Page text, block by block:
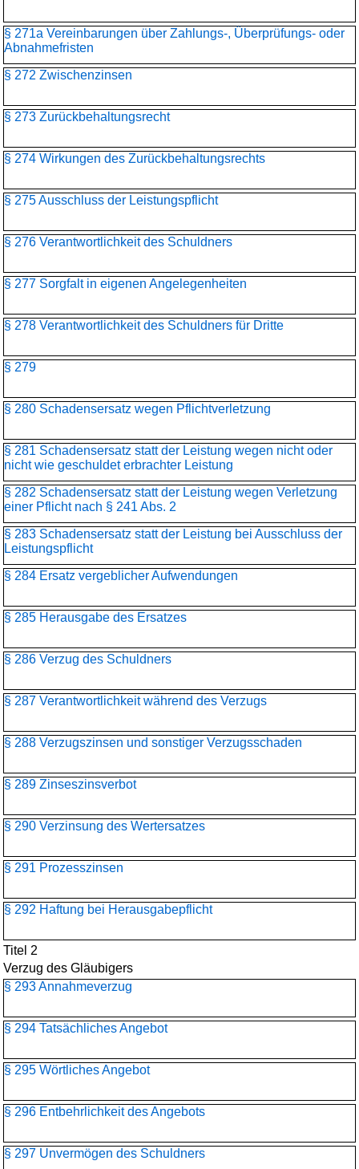
§ 271a Vereinbarungen über Zahlungs-, Überprüfungs- oder
Abnahmefristen
§ 272 Zwischenzinsen
§ 273 Zurückbehaltungsrecht
§ 274 Wirkungen des Zurückbehaltungsrechts
§ 275 Ausschluss der Leistungspflicht
§ 276 Verantwortlichkeit des Schuldners
§ 277 Sorgfalt in eigenen Angelegenheiten
§ 278 Verantwortlichkeit des Schuldners für Dritte
§ 279
§ 280 Schadensersatz wegen Pflichtverletzung
§ 281 Schadensersatz statt der Leistung wegen nicht oder
nicht wie geschuldet erbrachter Leistung
§ 282 Schadensersatz statt der Leistung wegen Verletzung
einer Pflicht nach § 241 Abs. 2
§ 283 Schadensersatz statt der Leistung bei Ausschluss der
Leistungspflicht
§ 284 Ersatz vergeblicher Aufwendungen
§ 285 Herausgabe des Ersatzes
§ 286 Verzug des Schuldners
§ 287 Verantwortlichkeit während des Verzugs
§ 288 Verzugszinsen und sonstiger Verzugsschaden
§ 289 Zinseszinsverbot
§ 290 Verzinsung des Wertersatzes
§ 291 Prozesszinsen
§ 292 Haftung bei Herausgabepflicht
Titel 2
Verzug des Gläubigers
§ 293 Annahmeverzug
§ 294 Tatsächliches Angebot
§ 295 Wörtliches Angebot
§ 296 Entbehrlichkeit des Angebots
§ 297 Unvermögen des Schuldners